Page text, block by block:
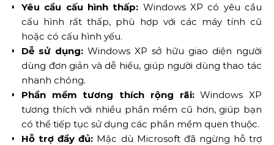
Yêu cầu cấu hình thấp: Windows XP có yêu cầu
cấu hình rất thấp, phù hợp với các máy tính cũ
hoặc có cấu hình yếu.
Dễ sử dụng: Windows XP sở hữu giao diện người
dùng đơn giản và dễ hiểu, giúp người dùng thao tác
nhanh chóng.
Phần mềm tương thích rộng rãi:Windows XP
tương thích với nhiều phần mềm cũ hơn, giúp bạn
có thể tiếp tục sử dụng các phần mềm quen thuộc.
Hỗ trợ đầy đủ: Mặc dù Microsoft đã ngừng hỗ trợ